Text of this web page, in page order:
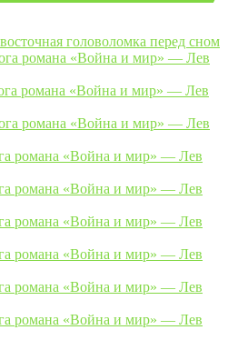
головоломка перед сном
романа «Война и мир» — Лев
романа «Война и мир» — Лев
романа «Война и мир» — Лев
романа «Война и мир» — Лев
романа «Война и мир» — Лев
романа «Война и мир» — Лев
романа «Война и мир» — Лев
романа «Война и мир» — Лев
романа «Война и мир» — Лев